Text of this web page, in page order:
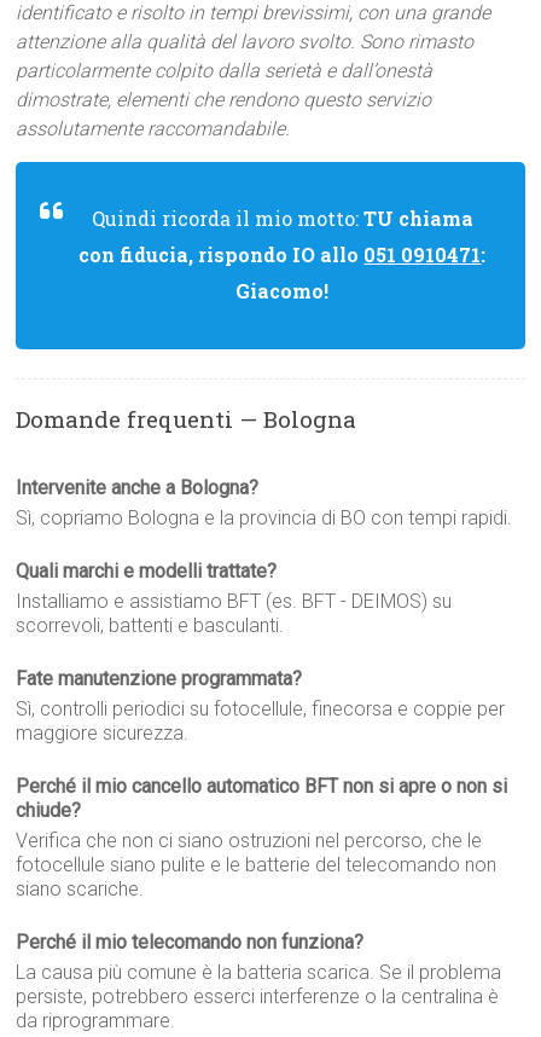
identificato e risolto in tempi brevissimi, con una grande
attenzione alla qualità del lavoro svolto. Sono rimasto
particolarmente colpito dalla serietà e dall’onestà
dimostrate, elementi che rendono questo servizio
assolutamente raccomandabile.
Quindi ricorda il mio motto:TU chiama
con fiducia, rispondo IO allo 051 0910471:
Giacomo!
Domande frequenti — Bologna
Intervenite anche a Bologna?
Sì, copriamo Bologna e la provincia di BO con tempi rapidi.
Quali marchi e modelli trattate?
Installiamo e assistiamo BFT (es. BFT - DEIMOS) su
scorrevoli, battenti e basculanti.
Fate manutenzione programmata?
Sì, controlli periodici su fotocellule, finecorsa e coppie per
maggiore sicurezza.
Perché il mio cancello automatico BFT non si apre o non si
chiude?
Verifica che non ci siano ostruzioni nel percorso, che le
fotocellule siano pulite e le batterie del telecomando non
siano scariche.
Perché il mio telecomando non funziona?
La causa più comune è la batteria scarica. Se il problema
persiste, potrebbero esserci interferenze o la centralina è
da riprogrammare.